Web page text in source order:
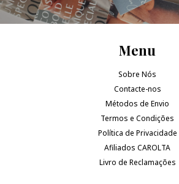
Menu
Sobre Nós
Contacte-nos
Métodos de Envio
Termos e Condições
Política de Privacidade
Afiliados CAROLTA
Livro de Reclamações